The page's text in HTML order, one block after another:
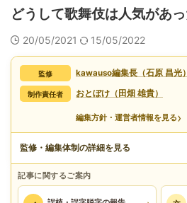
どうして歌舞伎は人気があ
20/05/2021 15/05/2022
監修 kawauso編集長（石原 昌光）
制作責任者 おとぼけ（田畑 雄貴）
編集方針・運営者情報を見る›
監修・編集体制の詳細を見る
記事に関するご案内